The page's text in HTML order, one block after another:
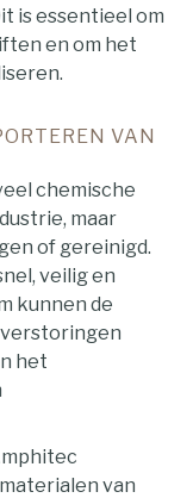
is essentieel om
en om het
VAN
chemische
maar
of gereinigd.
veilig en
kunnen de
het
van